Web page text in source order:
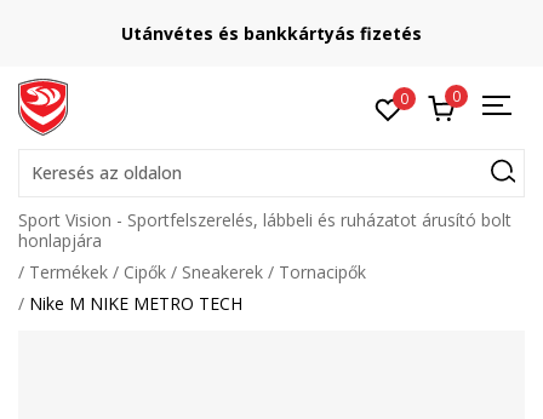
Utánvétes és bankkártyás fizetés
0 0
Keresés az oldalon
Sport Vision - Sportfelszerelés, lábbeli és ruházatot árusító bolt
honlapjára
Termékek
Cipők Sneakerek
Tornacipők
Nike M NIKE METRO TECH